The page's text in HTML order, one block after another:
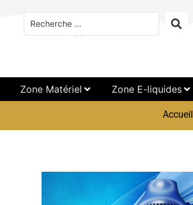
Zone Matériel Zone E-liquides
Accueil